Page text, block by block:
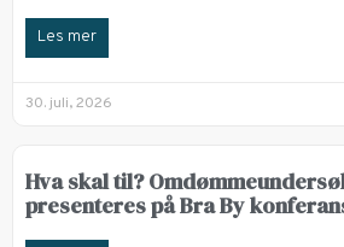
Les mer
30. juli, 2026
Hva skal til?
presenteres på Bra By